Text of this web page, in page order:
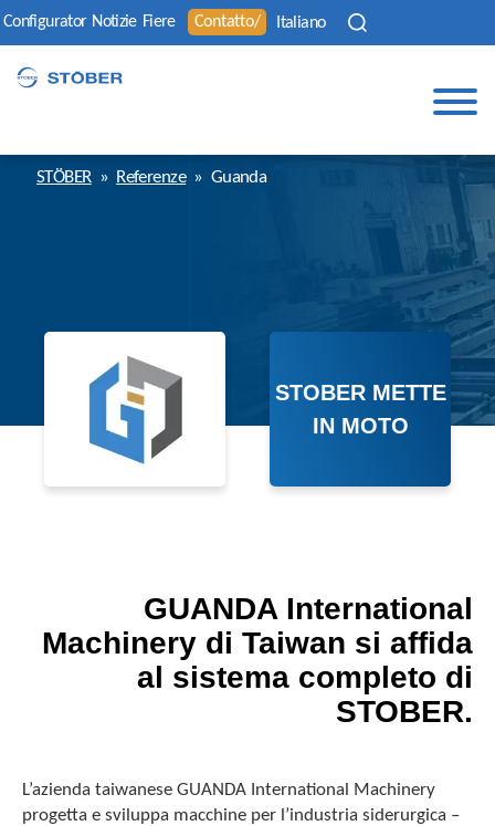
Configurator Notizie Fiere Contatto/ Italiano
STÖBER » Referenze » Guanda
STOBER METTE
IN MOTO
GUANDA International
Machinery di Taiwan si affida
al sistema completo di
STOBER.
L’azienda taiwanese GUANDA International Machinery
progetta e sviluppa macchine per l’industria siderurgica –